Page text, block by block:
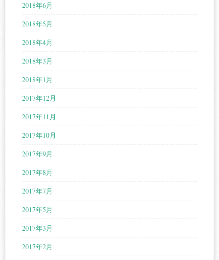
2018年6月
2018年5月
2018年4月
2018年3月
2018年1月
2017年12月
2017年11月
2017年10月
2017年9月
2017年8月
2017年7月
2017年5月
2017年3月
2017年2月